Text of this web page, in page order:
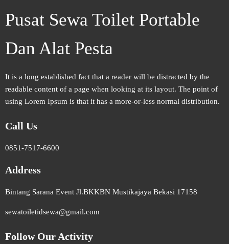
Pusat Sewa Toilet Portable
Dan Alat Pesta
It is a long established fact that a reader will be distracted by the
readable content of a page when looking at its layout. The point of
using Lorem Ipsum is that it has a more-or-less normal distribution.
Call Us
0851-7517-6600
Address
Bintang Sarana Event Jl.BKKBN Mustikajaya Bekasi 17158
sewatoiletidsewa@gmail.com
Follow Our Activity